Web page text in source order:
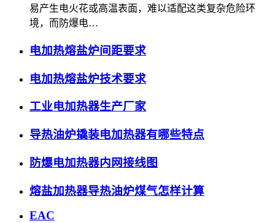
易产生电火花或高温表面，难以适配这类复杂危险环
境，而防爆电…
电加热熔盐炉间距要求
电加热熔盐炉技术要求
工业电加热器生产厂家
导热油炉撬装电加热器有哪些特点
防爆电加热器内网接线图
熔盐加热器导热油炉煤气怎样计算
EAC